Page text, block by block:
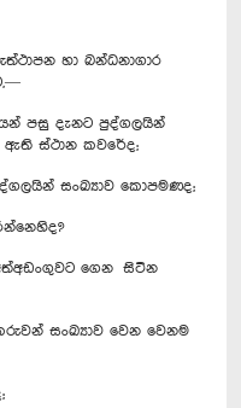
හා බන්ධනාගාර
පසු දැනට පුද්ගලයින්
ඇති ස්ථාන කවරේද;
සංඛ්‍යාව කොපමණද;
ගෙන සිටින
සංඛ්‍යාව වෙන වෙනම